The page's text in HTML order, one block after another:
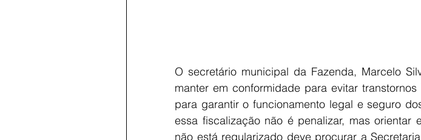
O secretário municipal da Fazenda, Marcelo
manter em conformidade para evitar
para garantir o funcionamento legal e seguro
essa fiscalização não é penalizar, mas
não está regularizado deve procurar a